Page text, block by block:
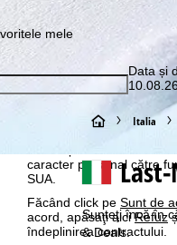
Pentru a optimiza site-ul
GmbH, le împărtășim și
despre dispozitivul final
caracter personal către
SUA.
Făcând click pe Sunt de
acord, apăsaţi aiciRefuz
îndeplinirea contractului.
mele
Data și
A
c
s
Italia
Sunteţi încă în
& Deals.